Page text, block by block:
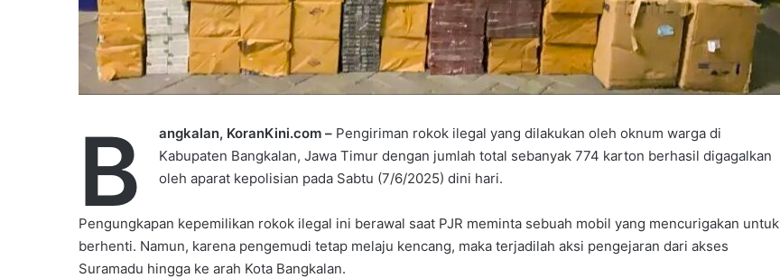
B angkalan, KoranKini.com – Pengiriman rokok ilegal yang dilakukan oleh oknum warga di
Kabupaten Bangkalan, Jawa Timur dengan jumlah total sebanyak 774 karton berhasil digagalkan
oleh aparat kepolisian pada Sabtu (7/6/2025) dini hari.
Pengungkapan kepemilikan rokok ilegal ini berawal saat PJR meminta sebuah mobil yang mencurigakan untuk
berhenti. Namun, karena pengemudi tetap melaju kencang, maka terjadilah aksi pengejaran dari akses
Suramadu hingga ke arah Kota Bangkalan.